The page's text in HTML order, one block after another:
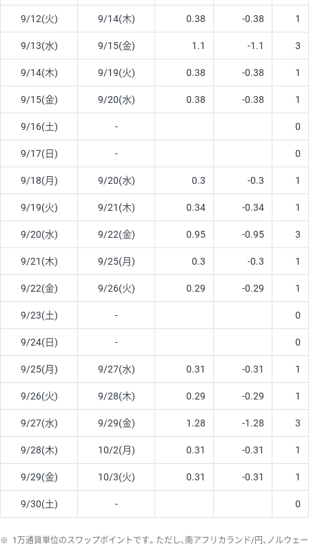
9/12(火) 9/14(木) 0.38 -0.38 1
9/13(水) 9/15(金) 1.1 -1.1 3
9/14(木) 9/19(火) 0.38 -0.38 1
9/15(金) 9/20(水) 0.38 -0.38 1
9/16(土) - 0
9/17(日) - 0
9/18(月) 9/20(水) 0.3 -0.3 1
9/19(火) 9/21(木) 0.34 -0.34 1
9/20(水) 9/22(金) 0.95 -0.95 3
9/21(木) 9/25(月) 0.3 -0.3 1
9/22(金) 9/26(火) 0.29 -0.29 1
9/23(土) - 0
9/24(日) - 0
9/25(月) 9/27(水) 0.31 -0.31 1
9/26(火) 9/28(木) 0.29 -0.29 1
9/27(水) 9/29(金) 1.28 -1.28 3
9/28(木) 10/2(月) 0.31 -0.31 1
9/29(金) 10/3(火) 0.31 -0.31 1
9/30(土) - 0
※ 1万通貨単位のスワップポイントです。ただし、南アフリカランド/円、ノルウェー